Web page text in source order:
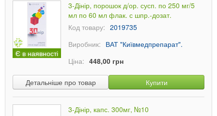
Є в наявності
3-Дінір, порошок д/ор. сусп. по 250 мг/5
мл по 60 мл флак. с шпр.-дозат.
Код товару: 2019735
Виробник: ВАТ "Київмедпрепарат".
Ціна: 448,00 грн
Детальніше про товар Купити
3-Дінір, капс. 300мг, №10